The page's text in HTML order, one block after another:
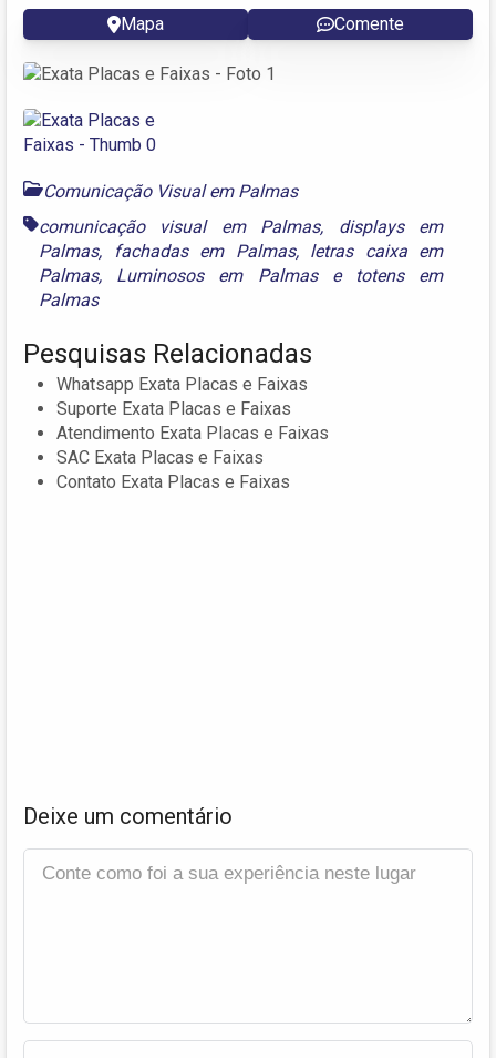
Mapa Comente
Comunicação Visual em Palmas
comunicação visual em Palmas, displays em
Palmas, fachadas em Palmas, letras caixa em
Palmas, Luminosos em Palmase totens em
Palmas
Pesquisas Relacionadas
Whatsapp Exata Placas e Faixas
Suporte Exata Placas e Faixas
Atendimento Exata Placas e Faixas
SAC Exata Placas e Faixas
Contato Exata Placas e Faixas
Deixe um comentário